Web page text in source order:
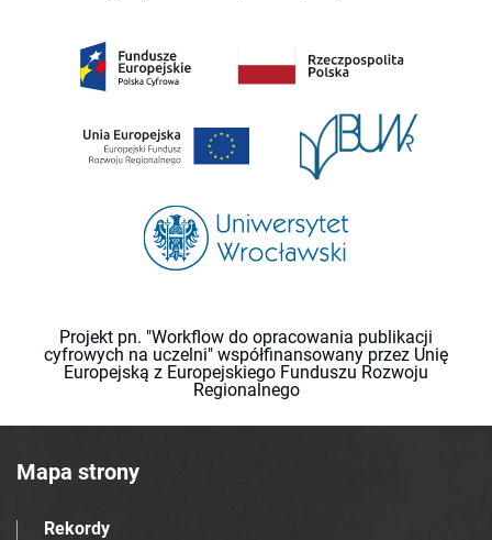
Projekt pn. "Workflow do opracowania publikacji
cyfrowych na uczelni" współfinansowany przez Unię
Europejską z Europejskiego Funduszu Rozwoju
Regionalnego
Mapa strony
Rekordy